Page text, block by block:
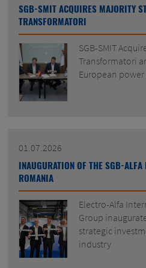
SGB-SMIT ACQUIRES MAJORITY
TRANSFORMATORI
SGB-SMIT
Transformatori
European
01.07.2026
INAUGURATION OF THE SGB-
ROMANIA
Electro-Alfa
Group
strategic
industry